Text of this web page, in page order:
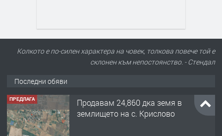
Колкото е по-силен характера на човек, толкова повече той е
склонен към непостоянство. - Стендал
Последни обяви
ПРЕДЛАГА
Продавам 24,860 дка земя в
землището на с. Крислово